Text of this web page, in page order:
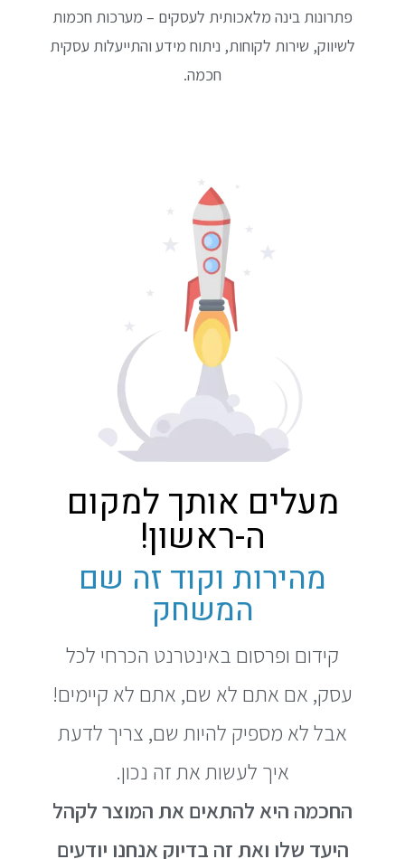
פתרונות בינה מלאכותית לעסקים – מערכות חכמות
לשיווק, שירות לקוחות, ניתוח מידע והתייעלות עסקית
חכמה.
מעלים אותך למקום
ה-ראשון!
מהירות וקוד זה שם
המשחק
קידום ופרסום באינטרנט הכרחי לכל
עסק, אם אתם לא שם, אתם לא קיימים!
אבל לא מספיק להיות שם, צריך לדעת
איך לעשות את זה נכון.
החכמה היא להתאים את המוצר לקהל
היעד שלו ואת זה בדיוק אנחנו יודעים